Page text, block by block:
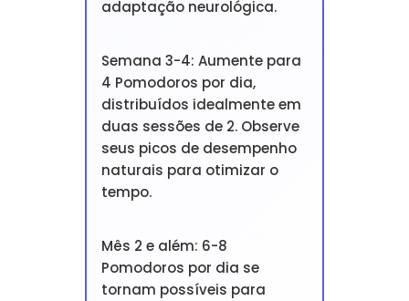
adaptação neurológica.
Semana 3-4: Aumente para
4 Pomodoros por dia,
distribuídos idealmente em
duas sessões de 2. Observe
seus picos de desempenho
naturais para otimizar o
tempo.
Mês 2 e além: 6-8
Pomodoros por dia se
tornam possíveis para